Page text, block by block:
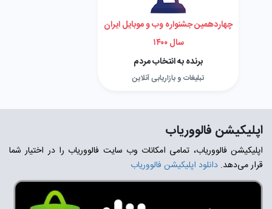
چهاردهمین جشنواره وب و موبایل ایران
سال ۱۴۰۰
برنده به انتخاب مردم
تبلیغات و بازاریابی آنلاین
اپلیکیشن فالووریاب
اپلیکیشن فالووریاب، تمامی امکانات وب سایت فالووریاب را در اختیار شما
قرار می‌دهد. دانلود اپلیکیشن فالووریاب